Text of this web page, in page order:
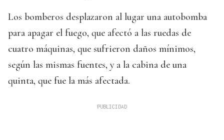
Los bomberos desplazaron al lugar una autobomba
para apagar el fuego, que afectó a las ruedas de
cuatro máquinas, que sufrieron daños mínimos,
según las mismas fuentes, y a la cabina de una
quinta, que fue la más afectada.